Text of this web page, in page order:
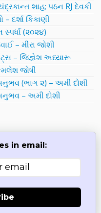
શાહ; પઠન RJ દેવકી
દર્શા કિકાણી
સ્પર્ધા (૨૦૨૪)
– મીરા જોશી
– જિજ્ઞેશ અધ્યારૂ
જોષી
(ભાગ ૨) – અમી દોશી
– અમી દોશી
in email: